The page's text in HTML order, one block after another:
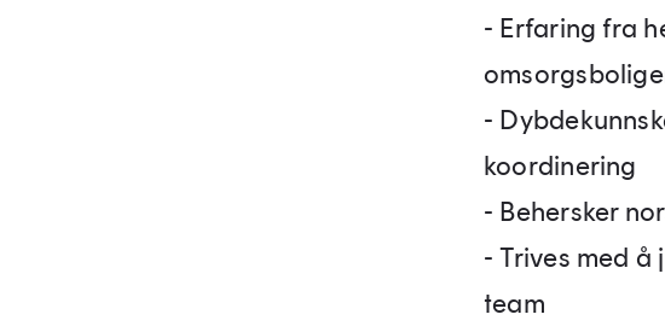
- Erfaring fra
-
koordinering
- Behersker
- Trives med
team